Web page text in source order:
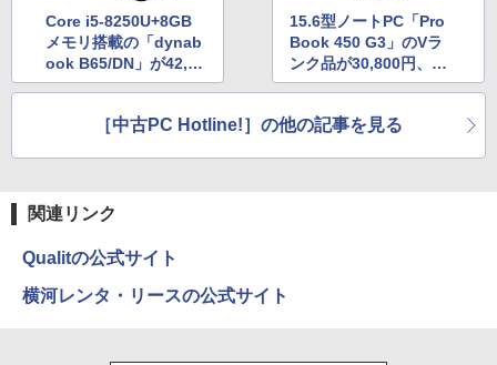
Core i5-8250U+8GB
メモリ搭載の「dynab
ook B65/DN」が42,90
0円、QualitでCランク
15.6型ノートPC「Pro
Book 450 G3」のVラ
ンク品が30,800円、Q
ualitで販売中
［中古PC Hotline!］の他の記事を見る
関連リンク
Qualitの公式サイト
横河レンタ・リースの公式サイト